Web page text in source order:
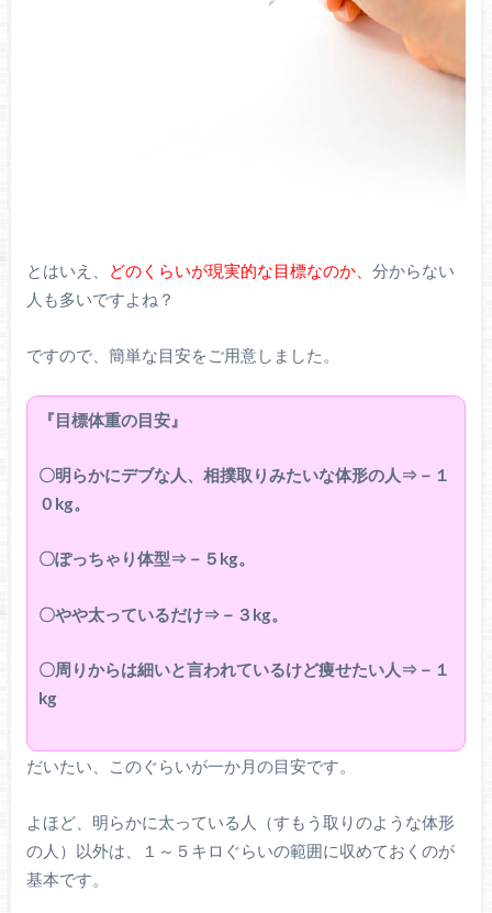
とはいえ、 どのくらいが現実的な目標なのか、 分からない
人も多いですよね？
ですので、簡単な目安をご用意しました。
『目標体重の目安』
〇明らかにデブな人、相撲取りみたいな体形の人⇒－１
０kg。
〇ぽっちゃり体型⇒－５kg。
〇やや太っているだけ⇒－３kg。
〇周りからは細いと言われているけど痩せたい人⇒－１
kg
だいたい、このぐらいが一か月の目安です。
よほど、明らかに太っている人（すもう取りのような体形
の人）以外は、１～５キロぐらいの範囲に収めておくのが
基本です。